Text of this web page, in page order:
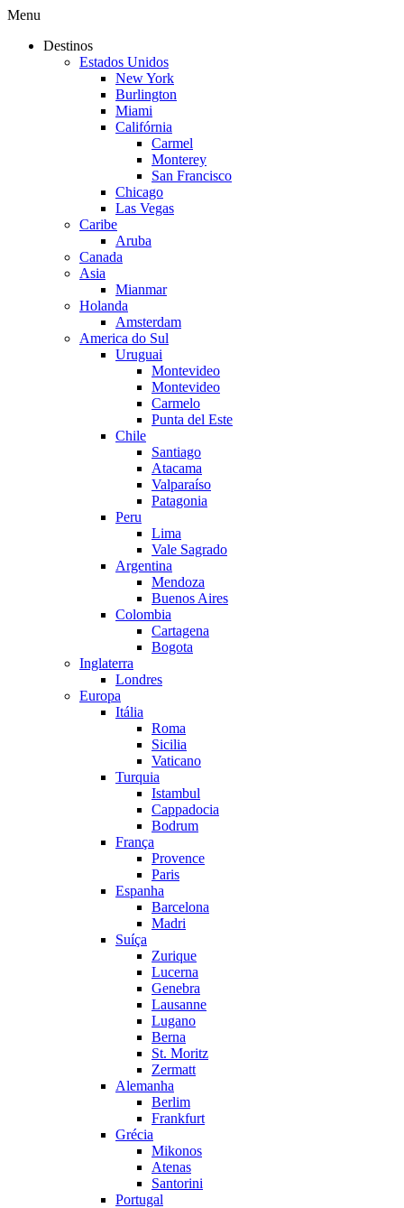
Menu
Destinos
Estados Unidos
New York
Burlington
Miami
Califórnia
Carmel
Monterey
San Francisco
Chicago
Las Vegas
Caribe
Aruba
Canada
Asia
Mianmar
Holanda
Amsterdam
America do Sul
Uruguai
Montevideo
Montevideo
Carmelo
Punta del Este
Chile
Santiago
Atacama
Valparaíso
Patagonia
Peru
Lima
Vale Sagrado
Argentina
Mendoza
Buenos Aires
Colombia
Cartagena
Bogota
Inglaterra
Londres
Europa
Itália
Roma
Sicilia
Vaticano
Turquia
Istambul
Cappadocia
Bodrum
França
Provence
Paris
Espanha
Barcelona
Madri
Suíça
Zurique
Lucerna
Genebra
Lausanne
Lugano
Berna
St. Moritz
Zermatt
Alemanha
Berlim
Frankfurt
Grécia
Mikonos
Atenas
Santorini
Portugal